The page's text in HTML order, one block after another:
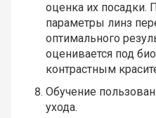
оценка их посадки.
параметры линз
оптимального
оценивается под
контрастным
Обучение
ухода.